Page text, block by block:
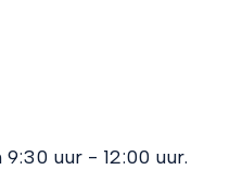
uur - 12:00 uur.